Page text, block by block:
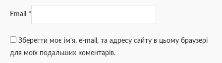
Email *
Зберегти моє ім'я, e-mail, та адресу сайту в цьому браузері
для моїх подальших коментарів.